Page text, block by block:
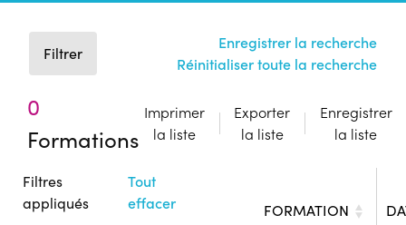
Filtrer
Enregistrer la recherche
Réinitialiser toute la recherche
0
Formations
Imprimer
la liste
Exporter
la liste
Enregistrer
la liste
Filtres
appliqués
Tout
effacer
FORMATION